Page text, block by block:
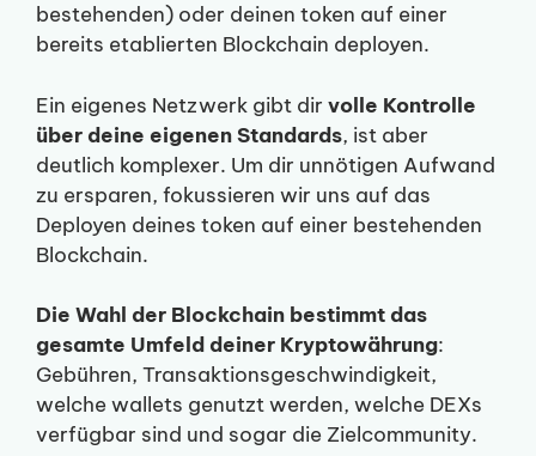
bestehenden) oder deinen token auf einer
bereits etablierten Blockchain deployen.
Ein eigenes Netzwerk gibt dir volle Kontrolle
über deine eigenen Standards, ist aber
deutlich komplexer. Um dir unnötigen Aufwand
zu ersparen, fokussieren wir uns auf das
Deployen deines token auf einer bestehenden
Blockchain.
Die Wahl der Blockchain bestimmt das
gesamte Umfeld deiner Kryptowährung:
Gebühren, Transaktionsgeschwindigkeit,
welche wallets genutzt werden, welche DEXs
verfügbar sind und sogar die Zielcommunity.